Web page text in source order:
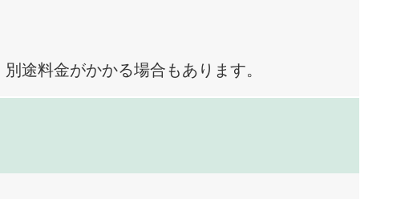
途料金がかかる場合もあります。